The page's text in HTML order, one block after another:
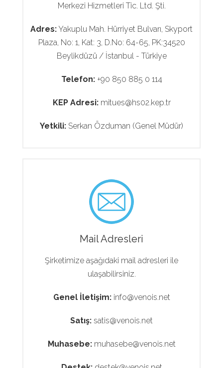
Merkezi Hizmetleri Tic. Ltd. Şti.
Adres: Yakuplu Mah. Hürriyet Bulvarı, Skyport
Plaza, No: 1, Kat: 3, D.No: 64-65, PK:34520
Beylikdüzü / İstanbul - Türkiye
Telefon:+90 850 885 0 114
KEP Adresi:mitues@hs02.kep.tr
Yetkili: Serkan Özduman (Genel Müdür)
Mail Adresleri
Şirketimize aşağıdaki mail adresleri ile
ulaşabilirsiniz.
Genel İletişim:info@venois.net
Satış: satis@venois.net
Muhasebe:muhasebe@venois.net